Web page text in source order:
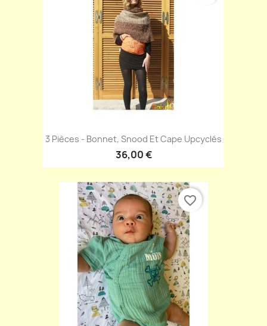
3 Pièces - Bonnet, Snood Et Cape Upcyclés
36,00 €
favorite_border